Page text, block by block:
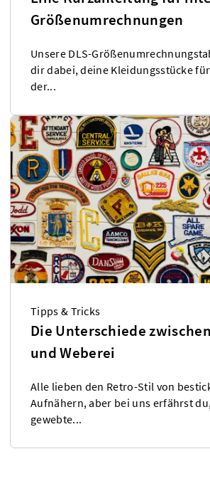
Größenumrechnungen
Unsere DLS-
dir dabei, deine Kleidungsstücke
der...
Tipps & Tricks
Die Unterschiede
und Weberei
Alle lieben den Retro-Stil von
Aufnähern, aber bei uns erfährst
gewebte...